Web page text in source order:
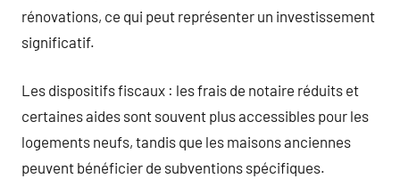
rénovations, ce qui peut représenter un investissement
significatif.
Les dispositifs fiscaux : les frais de notaire réduits et
certaines aides sont souvent plus accessibles pour les
logements neufs, tandis que les maisons anciennes
peuvent bénéficier de subventions spécifiques.